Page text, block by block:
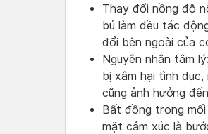
Thay đổi nồng độ
bú làm đều tác
đổi bên ngoài của
Nguyên nhân tâm
bị xâm hại tình
cũng ảnh hưởng
Bất đồng trong mối
mặt cảm xúc là